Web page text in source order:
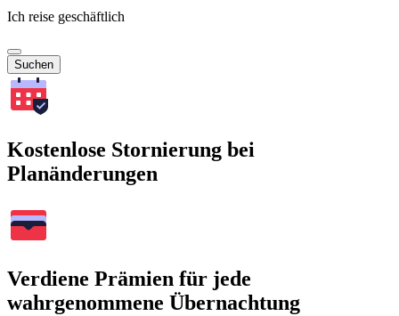
Ich reise geschäftlich
Suchen
Kostenlose Stornierung bei
Planänderungen
Verdiene Prämien für jede
wahrgenommene Übernachtung